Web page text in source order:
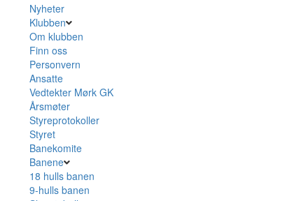
Nyheter
Klubben
Om klubben
Finn oss
Personvern
Ansatte
Vedtekter Mørk GK
Årsmøter
Styreprotokoller
Styret
Banekomite
Banene
18 hulls banen
9-hulls banen